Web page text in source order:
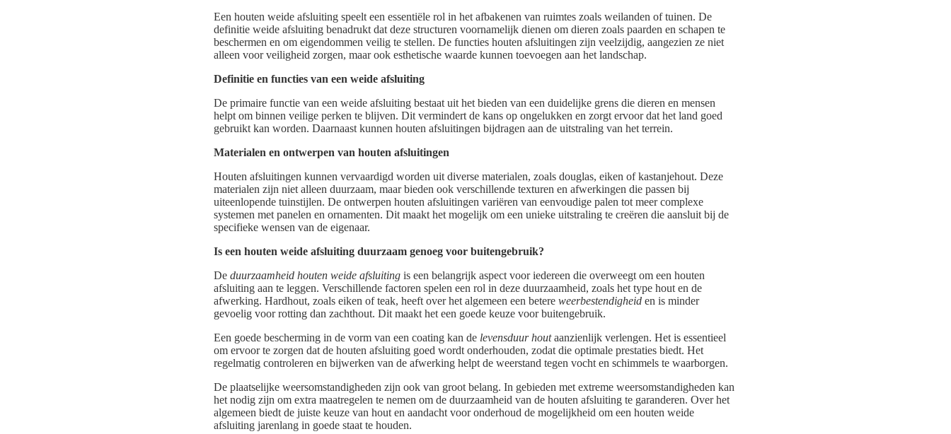
Een houten weide afsluiting speelt een essentiële rol in het afbakenen van ruimtes zoals weilanden of tuinen. De
definitie weide afsluiting benadrukt dat deze structuren voornamelijk dienen om dieren zoals paarden en schapen te
beschermen en om eigendommen veilig te stellen. De functies houten afsluitingen zijn veelzijdig, aangezien ze niet
alleen voor veiligheid zorgen, maar ook esthetische waarde kunnen toevoegen aan het landschap.
Definitie en functies van een weide afsluiting
De primaire functie van een weide afsluiting bestaat uit het bieden van een duidelijke grens die dieren en mensen
helpt om binnen veilige perken te blijven. Dit vermindert de kans op ongelukken en zorgt ervoor dat het land goed
gebruikt kan worden. Daarnaast kunnen houten afsluitingen bijdragen aan de uitstraling van het terrein.
Materialen en ontwerpen van houten afsluitingen
Houten afsluitingen kunnen vervaardigd worden uit diverse materialen, zoals douglas, eiken of kastanjehout. Deze
materialen zijn niet alleen duurzaam, maar bieden ook verschillende texturen en afwerkingen die passen bij
uiteenlopende tuinstijlen. De ontwerpen houten afsluitingen variëren van eenvoudige palen tot meer complexe
systemen met panelen en ornamenten. Dit maakt het mogelijk om een unieke uitstraling te creëren die aansluit bij de
specifieke wensen van de eigenaar.
Is een houten weide afsluiting duurzaam genoeg voor buitengebruik?
De duurzaamheid houten weide afsluiting is een belangrijk aspect voor iedereen die overweegt om een houten
afsluiting aan te leggen. Verschillende factoren spelen een rol in deze duurzaamheid, zoals het type hout en de
afwerking. Hardhout, zoals eiken of teak, heeft over het algemeen een betere weerbestendigheid en is minder
gevoelig voor rotting dan zachthout. Dit maakt het een goede keuze voor buitengebruik.
Een goede bescherming in de vorm van een coating kan de levensduur houtaanzienlijk verlengen. Het is essentieel
om ervoor te zorgen dat de houten afsluiting goed wordt onderhouden, zodat die optimale prestaties biedt. Het
regelmatig controleren en bijwerken van de afwerking helpt de weerstand tegen vocht en schimmels te waarborgen.
De plaatselijke weersomstandigheden zijn ook van groot belang. In gebieden met extreme weersomstandigheden kan
het nodig zijn om extra maatregelen te nemen om de duurzaamheid van de houten afsluiting te garanderen. Over het
algemeen biedt de juiste keuze van hout en aandacht voor onderhoud de mogelijkheid om een houten weide
afsluiting jarenlang in goede staat te houden.